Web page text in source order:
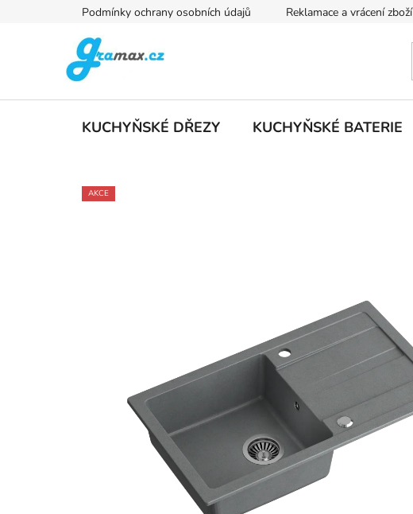
Podmínky ochrany osobních údajů Reklamace a vrácení zboží
KUCHYŇSKÉ DŘEZY KUCHYŇSKÉ BATERIE
AKCE